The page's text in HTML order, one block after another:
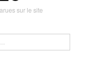
sur le site